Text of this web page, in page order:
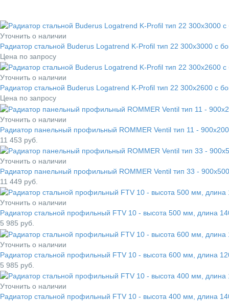
Уточнить о наличии
Радиатор стальной Buderus Logatrend K-Profil тип 22 300x3000 с
Цена по запросу
Уточнить о наличии
Радиатор стальной Buderus Logatrend K-Profil тип 22 300x2600 с
Цена по запросу
Уточнить о наличии
Радиатор панельный профильный ROMMER Ventil тип 11 -
11 453 руб.
Уточнить о наличии
Радиатор панельный профильный ROMMER Ventil тип 33 -
11 449 руб.
Уточнить о наличии
Радиатор стальной профильный FTV 10 - высота 500 мм, длина
5 985 руб.
Уточнить о наличии
Радиатор стальной профильный FTV 10 - высота 600 мм, длина
5 985 руб.
Уточнить о наличии
Радиатор стальной профильный FTV 10 - высота 400 мм, длина